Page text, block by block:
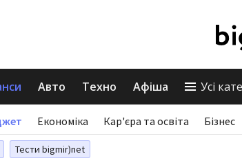
Авто Техно Афіша Усі
Економіка Кар'єра та освіта Бізнес
Тести bigmir)net